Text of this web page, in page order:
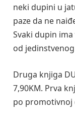
neki dupini u
paze da ne
Svaki dupin
od
Druga knjiga
7,90KM. Prva
po promotivnoj